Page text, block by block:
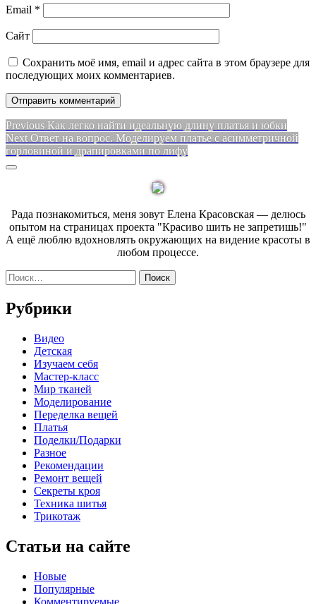
Email *
Сайт
Сохранить моё имя, email и адрес сайта в этом браузере для
последующих моих комментариев.
Навигация
по
записям
Previous Previous
post:
Как легко найти идеальную длину платья и юбки
Next Next
post:
Ответ на вопрос. Моделируем платье с асимметричной
горловиной и драпировками по лифу
Sidebar
Рада познакомиться, меня зовут Елена Красовская — делюсь
опытом на страницах проекта "Красиво шить не запретишь!"
А ещё люблю вдохновлять окружающих на видение красоты в
любом процессе.
Найти:
Рубрики
Видео
Детская
Изучаем себя
Мастер-класс
Мир тканей
Моделирование
Переделка вещей
Платья
Поделки/Подарки
Разное
Рекомендации
Ремонт вещей
Секреты кроя
Техника шитья
Трикотаж
Статьи на сайте
Новые
Популярные
Комментируемые